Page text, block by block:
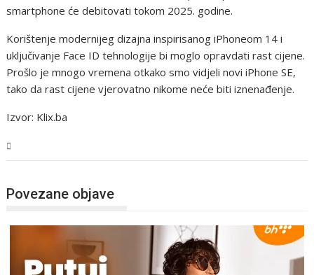
smartphone će debitovati tokom 2025. godine.
Korištenje modernijeg dizajna inspirisanog iPhoneom 14 i
uključivanje Face ID tehnologije bi moglo opravdati rast cijene.
Prošlo je mnogo vremena otkako smo vidjeli novi iPhone SE,
tako da rast cijene vjerovatno nikome neće biti iznenađenje.
Izvor: Klix.ba
Povezane objave